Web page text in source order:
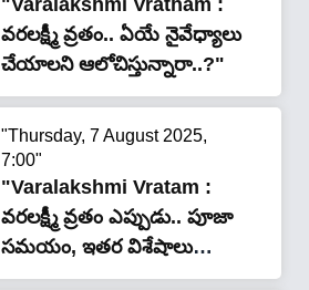
"Varalakshmi Vratham :
వ‌ర‌ల‌క్ష్మీ వ్ర‌తం.. ఏయే నైవేధ్యాలు
చేయాల‌ని ఆలోచిస్తున్నారా..?"
"Thursday, 7 August 2025,
7:00"
"Varalakshmi Vratam :
వ‌ర‌ల‌క్ష్మీ వ్ర‌తం ఎప్పుడు.. పూజా
స‌మ‌యం, ఇత‌ర విశేషాలు
ఇవే..!"